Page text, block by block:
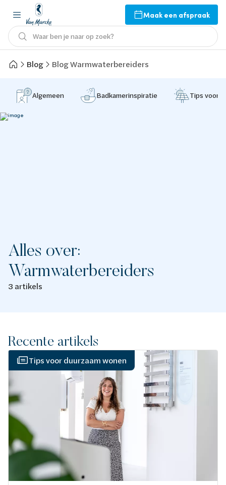
Maak een afspraak
Waar ben je naar op zoek?
Blog Blog Warmwaterbereiders
Algemeen Badkamerinspiratie Tips voor
Alles over:
Warmwaterbereiders
3 artikels
Recente artikels
Tips voor duurzaam wonen